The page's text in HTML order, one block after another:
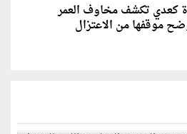
كعدي تكشف مخاوف العمر
موقفها من الاعتزال
غزة والمجتمع الدولي مطالب